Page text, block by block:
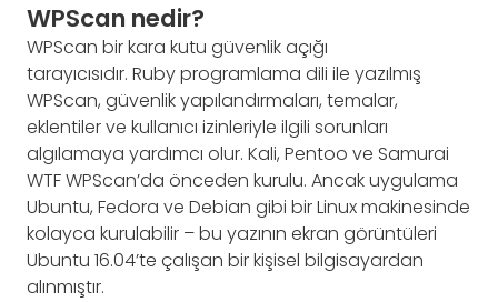
WPScan nedir?
WPScan bir kara kutu güvenlik açığı
tarayıcısıdır. Ruby programlama dili ile yazılmış
WPScan, güvenlik yapılandırmaları, temalar,
eklentiler ve kullanıcı izinleriyle ilgili sorunları
algılamaya yardımcı olur. Kali, Pentoo ve Samurai
WTF WPScan’da önceden kurulu. Ancak uygulama
Ubuntu, Fedora ve Debian gibi bir Linux makinesinde
kolayca kurulabilir – bu yazının ekran görüntüleri
Ubuntu 16.04’te çalışan bir kişisel bilgisayardan
alınmıştır.